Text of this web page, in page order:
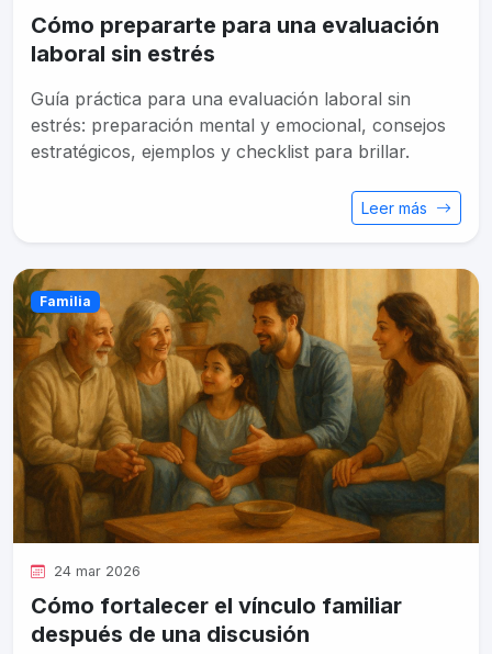
Cómo prepararte para una evaluación
laboral sin estrés
Guía práctica para una evaluación laboral sin
estrés: preparación mental y emocional, consejos
estratégicos, ejemplos y checklist para brillar.
Leer más
Familia
24 mar 2026
Cómo fortalecer el vínculo familiar
después de una discusión